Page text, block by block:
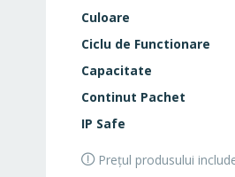
Culoare
Ciclu de Functionare
Capacitate
Continut Pachet
IP Safe
Prețul produsului